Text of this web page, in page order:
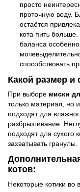
просто
проточную воду.
остаётся
кота пить
баланса
способствовать
Какой размер
При выборе миски
только материал, но
подходят для
разбрызгивание.
подходят для сухого
захватывать гранулы.
котов:
Некоторые котики во